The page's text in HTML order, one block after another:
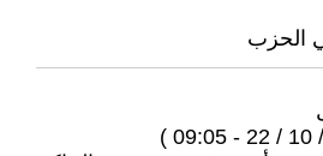
الحزب